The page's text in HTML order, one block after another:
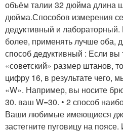
объём талии 32 дюйма длина
дюйма.Способов измерения
дедуктивный и
более, применять лучше оба,
способ дедуктивный : Если вы
«советский» размер штанов,
цифру 16, в результате чего,
«W». Например, вы носите
30. ваш W=30. • 2 способ
Ваши любимые имеющиеся
застегните пуговицу на